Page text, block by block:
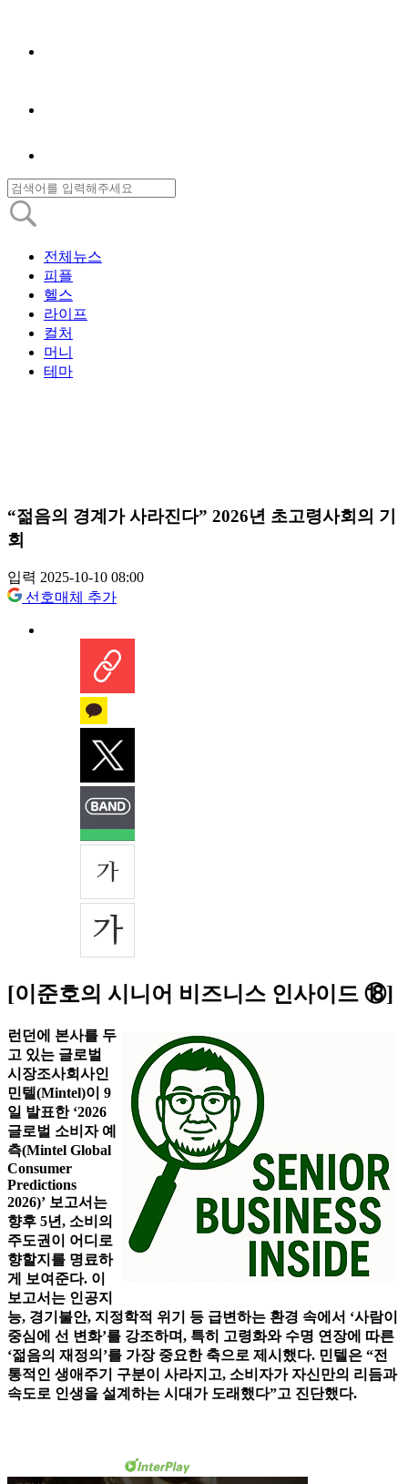
전체뉴스
피플
헬스
라이프
컬처
머니
테마
“젊음의 경계가 사라진다” 2026년 초고령사회의 기
회
입력 2025-10-10 08:00
선호매체 추가
[이준호의 시니어 비즈니스 인사이드 ⑱]
런던에 본사를 두
고 있는 글로벌
시장조사회사인
민텔(Mintel)이 9
일 발표한 ‘2026
글로벌 소비자 예
측(Mintel Global
Consumer
Predictions
2026)’ 보고서는
향후 5년, 소비의
주도권이 어디로
향할지를 명료하
게 보여준다. 이
보고서는 인공지
능, 경기불안, 지정학적 위기 등 급변하는 환경 속에서 ‘사람이
중심에 선 변화’를 강조하며, 특히 고령화와 수명 연장에 따른
‘젊음의 재정의’를 가장 중요한 축으로 제시했다. 민텔은 “전
통적인 생애주기 구분이 사라지고, 소비자가 자신만의 리듬과
속도로 인생을 설계하는 시대가 도래했다”고 진단했다.